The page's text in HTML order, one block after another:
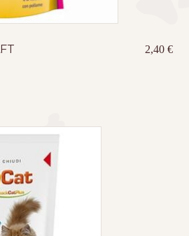
2,40€